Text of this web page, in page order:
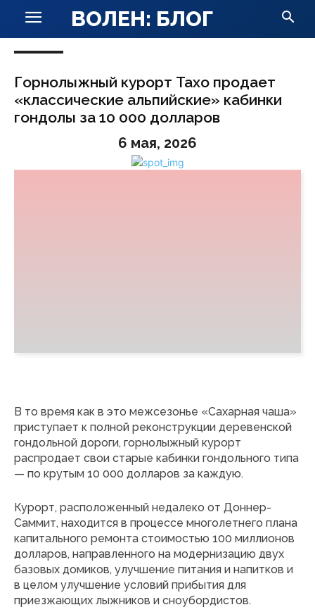
ВОЛЕН: БЛОГ
Горнолыжный курорт Тахо продает
«классические альпийские» кабинки
гондолы за 10 000 долларов
6 мая, 2026
В то время как в это межсезонье «Сахарная чаша»
приступает к полной реконструкции деревенской
гондольной дороги, горнолыжный курорт
распродает свои старые кабинки гондольного типа
— по крутым 10 000 долларов за каждую.
Курорт, расположенный недалеко от Доннер-
Саммит, находится в процессе многолетнего плана
капитального ремонта стоимостью 100 миллионов
долларов, направленного на модернизацию двух
базовых домиков, улучшение питания и напитков и
в целом улучшение условий прибытия для
приезжающих лыжников и сноубордистов.